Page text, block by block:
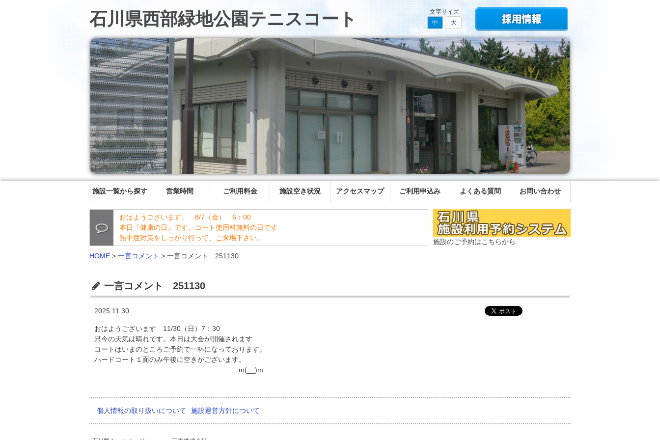
石川県西部緑地公園テニスコート
文字サイズ
中
大
施設一覧から探す 営業時間 ご利用料金 施設空き状況 アクセスマップ ご利用申込み よくある質問 お問い合わせ
おはようございます。 8/7（金） 6：00
本日『健康の日』です。コート使用料無料の日です
熱中症対策をしっかり行って、ご来場下さい。
HOME > 一言コメント > 一言コメント 251130
施設のご予約はこちらから
一言コメント 251130
2025.11.30
おはようございます 11/30（日）7：30
只今の天気は晴れです。本日は大会が開催されます
コートはいまのところご予約で一杯になっております。
ハードコート１面のみ午後に空きがございます。
m(__)m
個人情報の取り扱いについて 施設運営方針について